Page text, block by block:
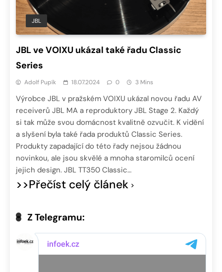
JBL
JBL ve VOIXU ukázal také řadu Classic
Series
Adolf Pupík 18.07.2024 0 3 Mins
Výrobce JBL v pražském VOIXU ukázal novou řadu AV
receiverů JBL MA a reproduktory JBL Stage 2. Každý
si tak může svou domácnost kvalitně ozvučit. K vidění
a slyšení byla také řada produktů Classic Series.
Produkty zapadající do této řady nejsou žádnou
novinkou, ale jsou skvělé a mnoha staromilců ocení
jejich design. JBL TT350 Classic…
>>Přečíst celý článek
Z Telegramu: